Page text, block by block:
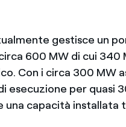
gestisce un
600 MW di cui 340
Con i circa 300 MW
esecuzione per quasi
una capacità installata